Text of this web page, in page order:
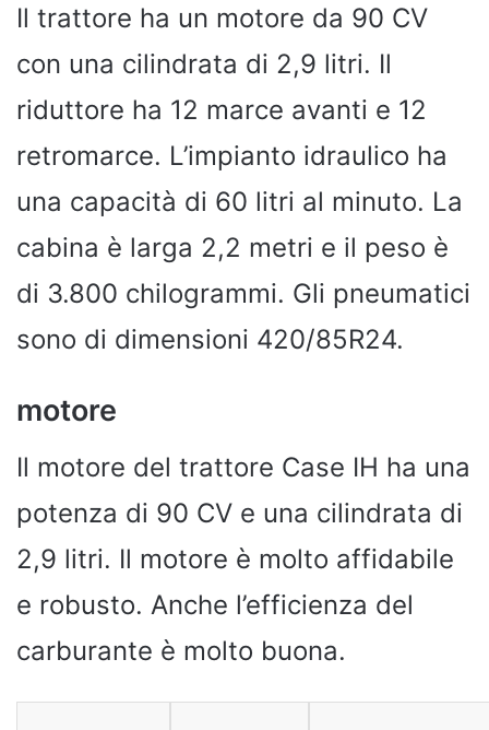
Il trattore ha un motore da 90 CV
con una cilindrata di 2,9 litri. Il
riduttore ha 12 marce avanti e 12
retromarce. L’impianto idraulico ha
una capacità di 60 litri al minuto. La
cabina è larga 2,2 metri e il peso è
di 3.800 chilogrammi. Gli pneumatici
sono di dimensioni 420/85R24.
motore
Il motore del trattore Case IH ha una
potenza di 90 CV e una cilindrata di
2,9 litri. Il motore è molto affidabile
e robusto. Anche l’efficienza del
carburante è molto buona.